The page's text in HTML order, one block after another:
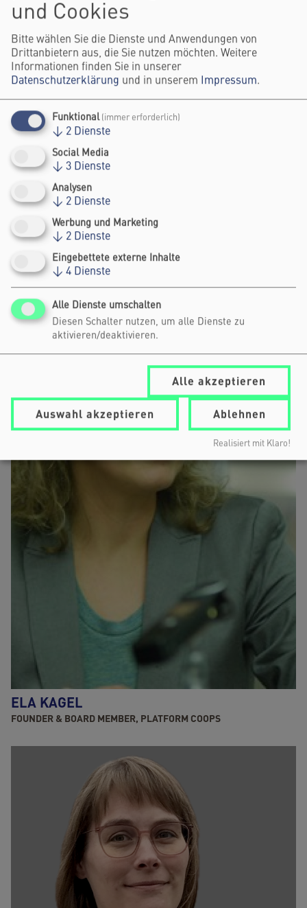
LENE KROGH JEPPESEN
CHAIRWOMAN STRATEGIC BOARD, NEXTLEARNING E. V.
ELA KAGEL
FOUNDER & BOARD MEMBER, PLATFORM COOPS
und Cookies
Bitte wählen Sie die Dienste und Anwendungen von
Drittanbietern aus, die Sie nutzen möchten. Weitere
Informationen finden Sie in unserer
Datenschutzerklärung und in unserem Impressum.
Funktional (immer erforderlich)
↓ 2 Dienste
Social Media
↓ 3 Dienste
Analysen
↓ 2 Dienste
Werbung und Marketing
↓ 2 Dienste
Eingebettete externe Inhalte
↓ 4 Dienste
Alle Dienste umschalten
Diesen Schalter nutzen, um alle Dienste zu
aktivieren/deaktivieren.
Ablehnen
Auswahl akzeptieren
Alle akzeptieren
Realisiert mit Klaro!